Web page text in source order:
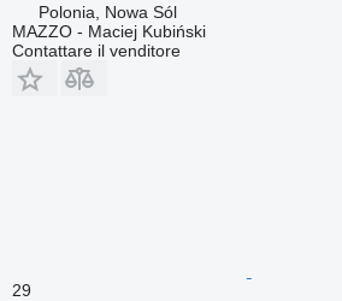
Polonia, Nowa Sól
MAZZO - Maciej Kubiński
Contattare il venditore
29